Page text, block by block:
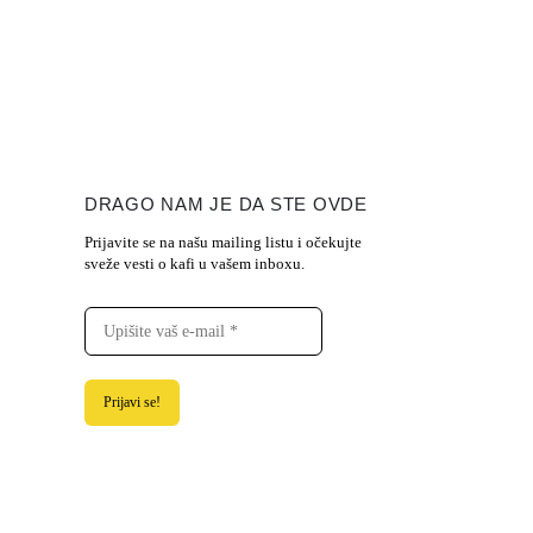
DRAGO NAM JE DA STE OVDE
Prijavite se na našu mailing listu i očekujte
sveže vesti o kafi u vašem inboxu.